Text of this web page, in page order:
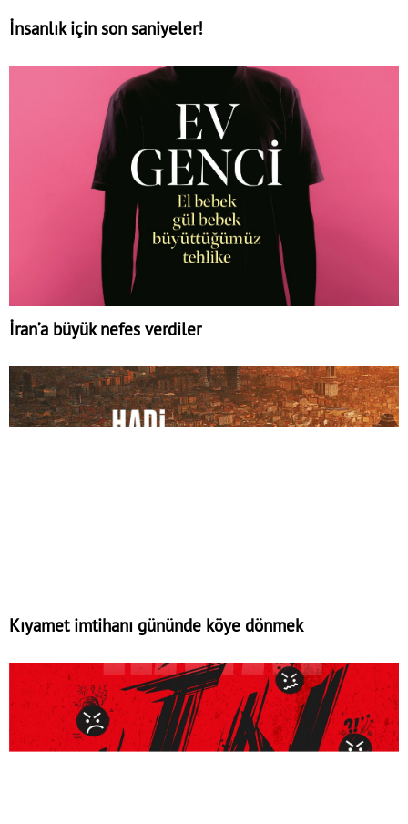
İnsanlık için son saniyeler!
İran’a büyük nefes verdiler
Kıyamet imtihanı gününde köye dönmek